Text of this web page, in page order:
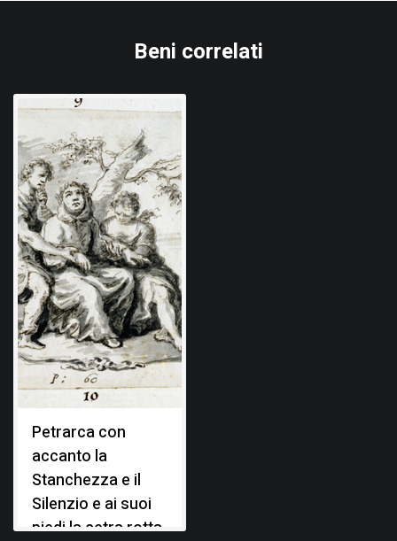
Beni correlati
Petrarca con
accanto la
Stanchezza e il
Silenzio e ai suoi
piedi la cetra rotta